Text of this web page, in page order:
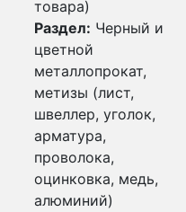
товара)
Раздел: Черный и
цветной
металлопрокат,
метизы (лист,
швеллер, уголок,
арматура,
проволока,
оцинковка, медь,
алюминий)